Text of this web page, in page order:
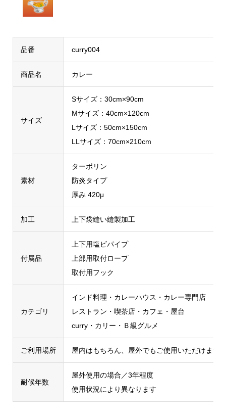
品番 curry004
商品名 カレー
サイズ
Sサイズ：30cm×90cm
Mサイズ：40cm×120cm
Lサイズ：50cm×150cm
LLサイズ：70cm×210cm
素材
ターポリン
防炎タイプ
厚み 420μ
加工 上下袋縫い縫製加工
付属品
上下用塩ビパイプ
上部用取付ロープ
取付用フック
カテゴリ
インド料理・カレーハウス・カレー専門店
レストラン・喫茶店・カフェ・屋台
curry・カリー・Ｂ級グルメ
ご利用場所 屋内はもちろん、屋外でもご使用いただけます
耐候年数
屋外使用の場合／3年程度
使用状況により異なります